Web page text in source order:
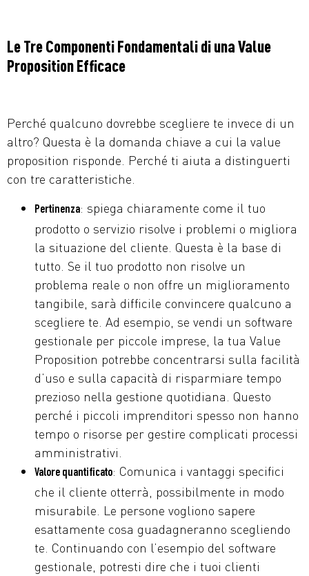
Le Tre Componenti Fondamentali di una Value
Proposition Efficace
Perché qualcuno dovrebbe scegliere te invece di un
altro? Questa è la domanda chiave a cui la value
proposition risponde. Perché ti aiuta a distinguerti
con tre caratteristiche.
Pertinenza: spiega chiaramente come il tuo
prodotto o servizio risolve i problemi o migliora
la situazione del cliente. Questa è la base di
tutto. Se il tuo prodotto non risolve un
problema reale o non offre un miglioramento
tangibile, sarà difficile convincere qualcuno a
scegliere te. Ad esempio, se vendi un software
gestionale per piccole imprese, la tua Value
Proposition potrebbe concentrarsi sulla facilità
d’uso e sulla capacità di risparmiare tempo
prezioso nella gestione quotidiana. Questo
perché i piccoli imprenditori spesso non hanno
tempo o risorse per gestire complicati processi
amministrativi.
Valore quantificato: Comunica i vantaggi specifici
che il cliente otterrà, possibilmente in modo
misurabile. Le persone vogliono sapere
esattamente cosa guadagneranno scegliendo
te. Continuando con l’esempio del software
gestionale, potresti dire che i tuoi clienti